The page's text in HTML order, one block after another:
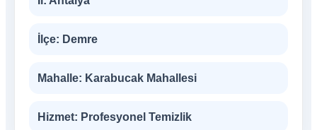
İlçe: Demre
Mahalle: Karabucak Mahallesi
Hizmet: Profesyonel Temizlik